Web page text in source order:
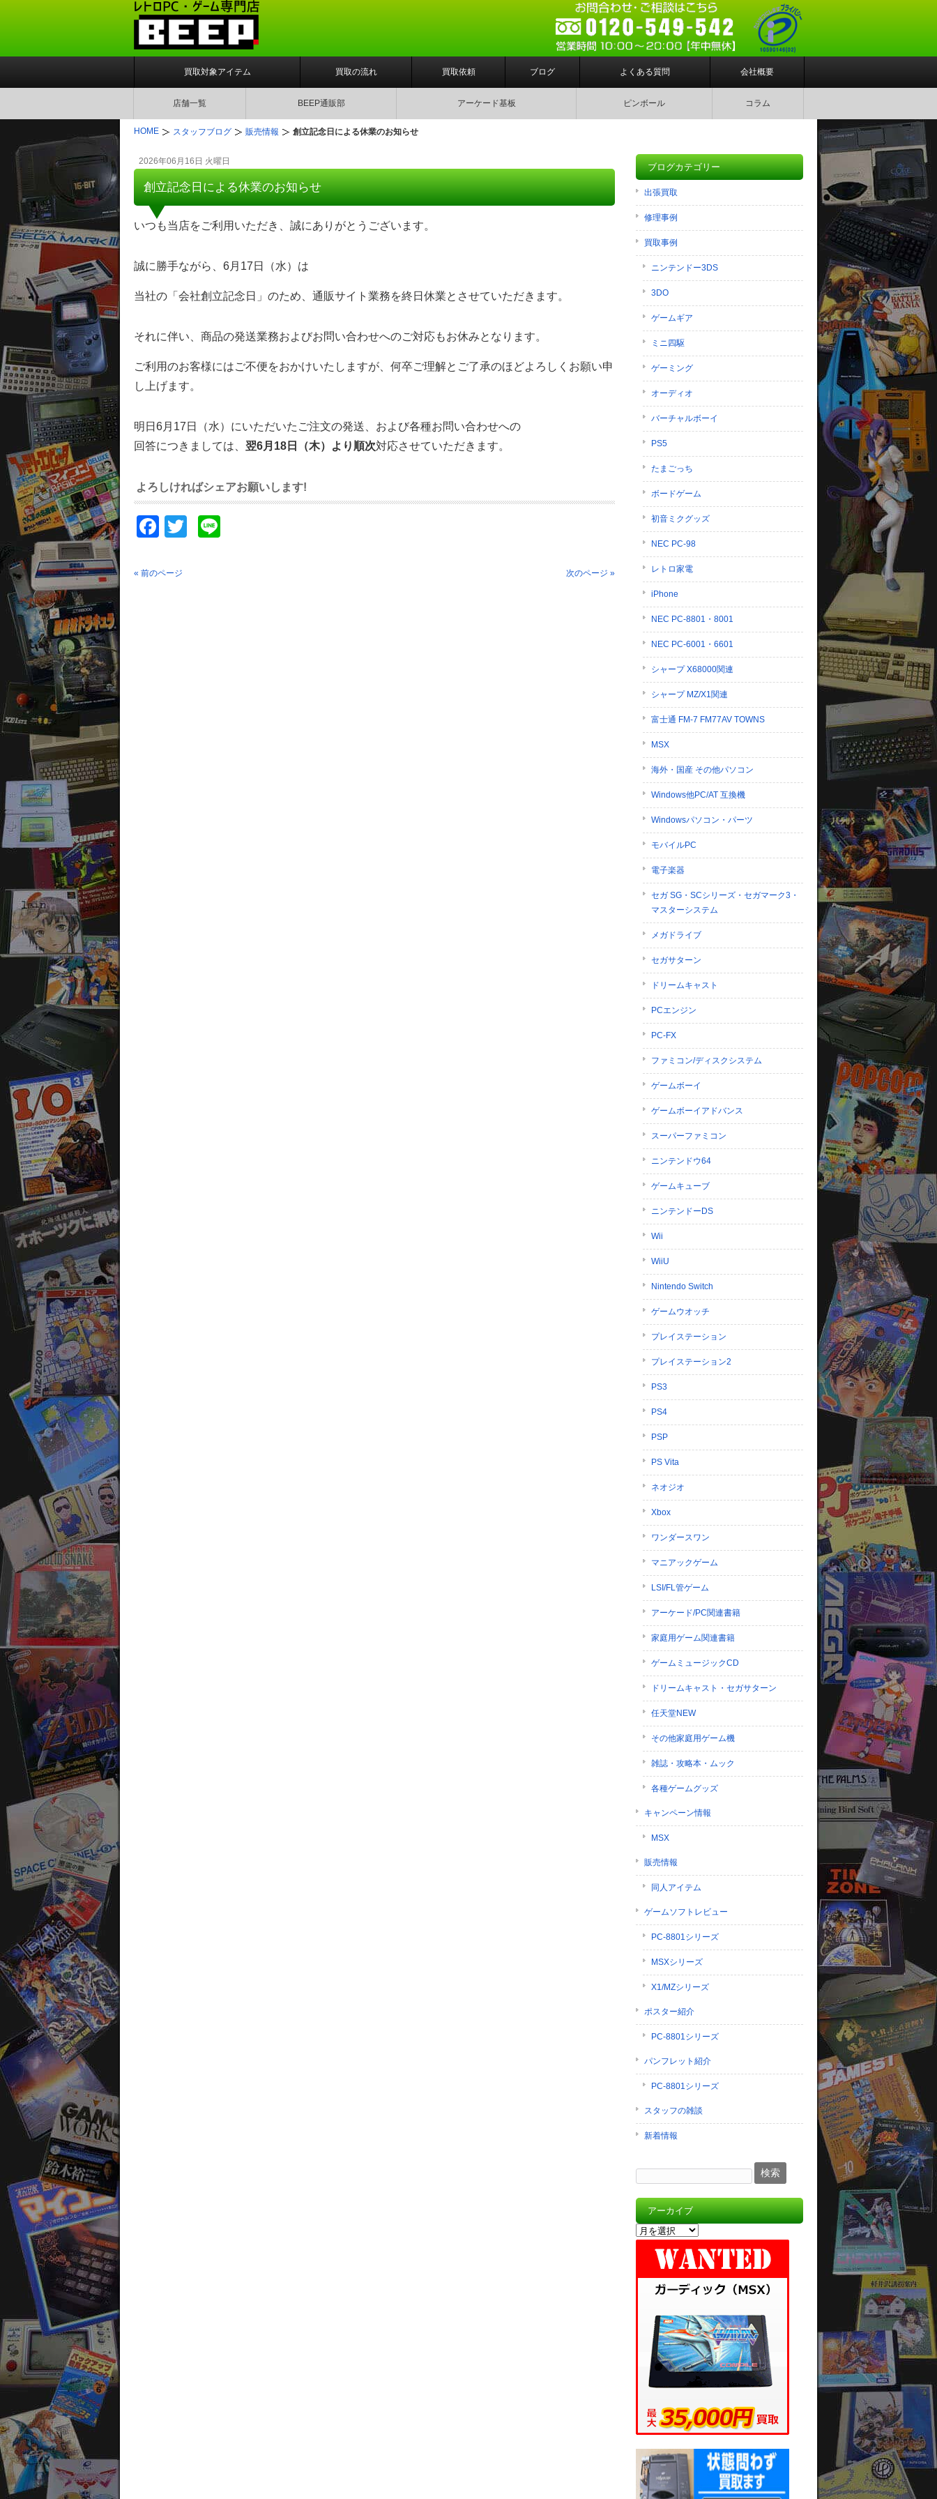
買取対象アイテム 買取の流れ 買取依頼 ブログ よくある質問 会社概要
店舗一覧 BEEP通販部 アーケード基板 ピンボール コラム
HOME スタッフブログ 販売情報 創立記念日による休業のお知らせ
2026年06月16日 火曜日
創立記念日による休業のお知らせ
いつも当店をご利用いただき、 誠にありがとうございます。
誠に勝手ながら、6月17日（水）は
当社の「会社創立記念日」のため、通販サイト業務を終日休業とさせていただきます。
それに伴い、商品の発送業務およびお問い合わせへのご対応もお休みとなります。
ご利用のお客様にはご不便をおかけいたしますが、何卒ご理解とご了承のほどよろしくお願い申
し上げます。
明日6月17日（水）にいただいたご注文の発送、 および各種お問い合わせへの
回答につきましては、 翌6月18日（木）より順次対応させていただきます。
よろしければシェアお願いします!
Facebook
Twitter
« 前のページ 次のページ »
ブログカテゴリー
出張買取
修理事例
買取事例
ニンテンドー3DS
3DO
ゲームギア
ミニ四駆
ゲーミング
オーディオ
バーチャルボーイ
PS5
たまごっち
ボードゲーム
初音ミクグッズ
NEC PC-98
レトロ家電
iPhone
NEC PC-8801・8001
NEC PC-6001・6601
シャープ X68000関連
シャープ MZ/X1関連
富士通 FM-7 FM77AV TOWNS
MSX
海外・国産 その他パソコン
Windows他PC/AT 互換機
Windowsパソコン・パーツ
モバイルPC
電子楽器
セガ SG・SCシリーズ・セガマーク3・
マスターシステム
メガドライブ
セガサターン
ドリームキャスト
PCエンジン
PC-FX
ファミコン/ディスクシステム
ゲームボーイ
ゲームボーイアドバンス
スーパーファミコン
ニンテンドウ64
ゲームキューブ
ニンテンドーDS
Wii
WiiU
Nintendo Switch
ゲームウオッチ
プレイステーション
プレイステーション2
PS3
PS4
PSP
PS Vita
ネオジオ
Xbox
ワンダースワン
マニアックゲーム
LSI/FL管ゲーム
アーケード/PC関連書籍
家庭用ゲーム関連書籍
ゲームミュージックCD
ドリームキャスト・セガサターン
任天堂NEW
その他家庭用ゲーム機
雑誌・攻略本・ムック
各種ゲームグッズ
キャンペーン情報
MSX
販売情報
同人アイテム
ゲームソフトレビュー
PC-8801シリーズ
MSXシリーズ
X1/MZシリーズ
ポスター紹介
PC-8801シリーズ
パンフレット紹介
PC-8801シリーズ
スタッフの雑談
新着情報
アーカイブ